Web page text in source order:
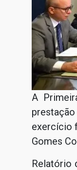
A
exercício
Gomes
Relatório